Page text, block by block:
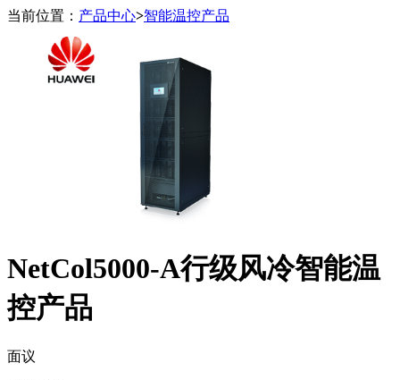
当前位置： 产品中心>智能温控产品
NetCol5000-A行级风冷智能温
控产品
面议